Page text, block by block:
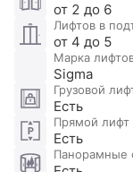
располагаются
удобные
пешеходные
по
форм, разбивка
от 2 до 6
Лифтов в
от 4 до 5
Марка
Sigma
Грузовой
Есть
Прямой лифт
Есть
Панорамные